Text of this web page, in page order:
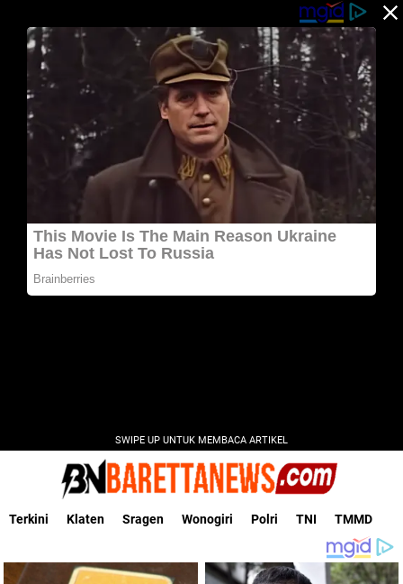
SWIPE UP UNTUK MEMBACA ARTIKEL
Terkini Klaten Sragen Wonogiri Polri TNI TMMD